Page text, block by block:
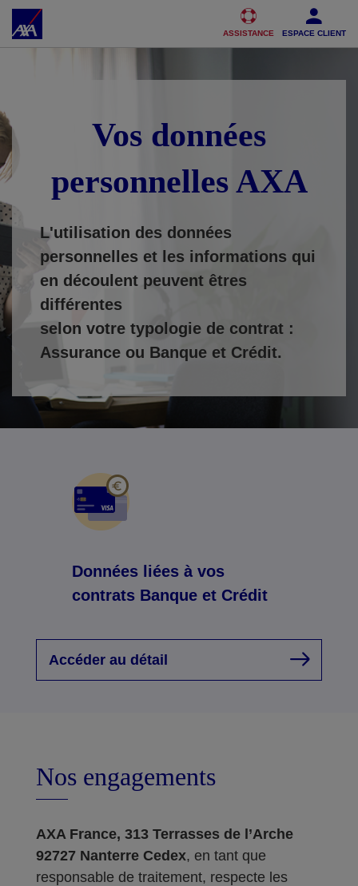
Accéder au Contenu Accéder au Pied de page
ASSISTANCE ESPACE CLIENT
Vos données
personnelles AXA
L'utilisation des données
personnelles et les informations qui
en découlent peuvent êtres
différentes
selon votre typologie de contrat :
Assurance ou Banque et Crédit.
Données liées à vos
contrats Banque et Crédit
Accéder au détail
Nos engagements
AXA France, 313 Terrasses de l’Arche
92727 Nanterre Cedex, en tant que
responsable de traitement, respecte les